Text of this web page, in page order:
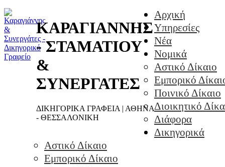
ΚΑΡΑΓΙΑΝΝΗΣ
- ΣΤΑΜΑΤΙΟΥ
&
ΣΥΝΕΡΓΑΤΕΣ
ΔΙΚΗΓΟΡΙΚΑ ΓΡΑΦΕΙΑ | ΑΘΗΝΑ
- ΘΕΣΣΑΛΟΝΙΚΗ
Αρχική
Υπηρεσίες
Νέα
Νομικά
Αστικό Δίκαιο
Εμπορικό
Ποινικό Δίκαιο
Διοικητικό
Διάφορα
Δικηγορικά
Αστικό Δίκαιο
Εμπορικό Δίκαιο